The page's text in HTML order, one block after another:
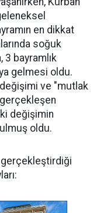
en dikkat
soğuk
3 bayramlık
gelmesi oldu.
ve "mutlak
gerçekleşen
değişimin
oldu.
gerçekleştirdiği